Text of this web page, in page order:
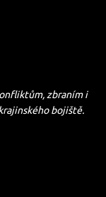
zbraním i
bojiště.